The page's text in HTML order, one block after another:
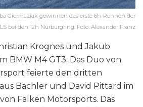
Giermaziak gewinnen das erste 6h-Rennen der
bei den 12h Nürburgring. Foto: Alexander Franz
Krognes und Jakub
BMW M4 GT3. Das Duo von
feierte den dritten
Bachler und David Pittard im
von Falken Motorsports. Das